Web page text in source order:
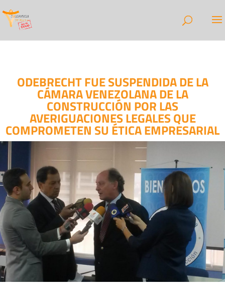
ODEBRECHT FUE SUSPENDIDA DE LA
CÁMARA VENEZOLANA DE LA
CONSTRUCCIÓN POR LAS
AVERIGUACIONES LEGALES QUE
COMPROMETEN SU ÉTICA EMPRESARIAL